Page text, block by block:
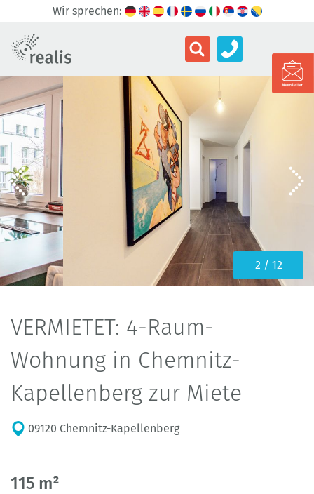
Wir sprechen:
3 / 12
VERMIETET: 4-Raum-
Wohnung in Chemnitz-
Kapellenberg zur Miete
09120 Chemnitz-Kapellenberg
115 m²